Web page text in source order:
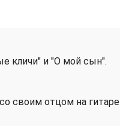
кличи" и "О мой сын".
своим отцом на гитаре